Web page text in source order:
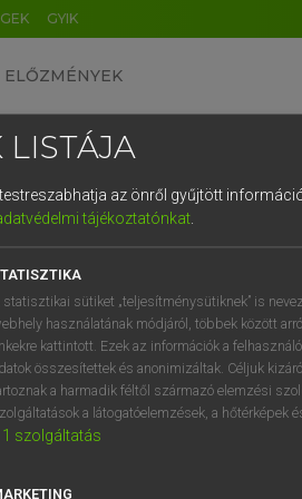
GYIK
ELŐZMÉNYEK
szótár
VAN ELŐFIZETÉSED?
megtekintéséhez.
LISTÁJA
az önről gyűjtött
tájékoztatónkat.
statisztikai sütiket „teljesítménysütiknek” is
használatának módjáról, többek között
kattintott. Ezek az információk a
összesítettek és anonimizáltak. Céljuk
a harmadik féltől származó elemzési
a látogatóelemzések, a hőtérképek
1 szolgáltatás
DE CN FR ES IT NL
1 2 3 4 5 6
q w e r t
a s d f g h
í y x c v b